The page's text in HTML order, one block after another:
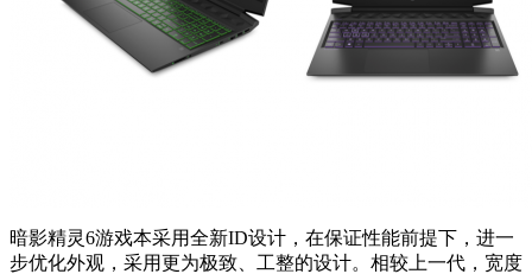
暗影精灵6游戏本采用全新ID设计，在保证性能前提下，进一
步优化外观，采用更为极致、工整的设计。相较上一代，宽度